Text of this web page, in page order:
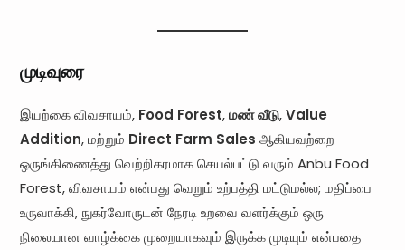
முடிவுரை
இயற்கை விவசாயம், Food Forest,மண் வீடு,Value
Addition, மற்றும் Direct Farm Sales ஆகியவற்றை
ஒருங்கிணைத்து வெற்றிகரமாக செயல்பட்டு வரும் Anbu Food
Forest, விவசாயம் என்பது வெறும் உற்பத்தி மட்டுமல்ல; மதிப்பை
உருவாக்கி, நுகர்வோருடன் நேரடி உறவை வளர்க்கும் ஒரு
நிலையான வாழ்க்கை முறையாகவும் இருக்க முடியும் என்பதை